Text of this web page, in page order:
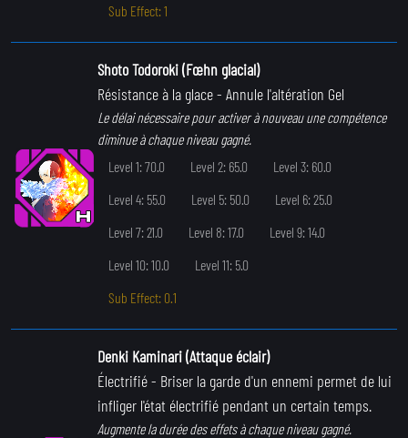
Sub Effect: 1
Shoto Todoroki (Fœhn glacial)
Résistance à la glace- Annule l'altération Gel
Le délai nécessaire pour activer à nouveau une compétence
diminue à chaque niveau gagné.
Level 1: 70.0
Level 2: 65.0
Level 3: 60.0
Level 4: 55.0
Level 5: 50.0
Level 6: 25.0
Level 7: 21.0
Level 8: 17.0
Level 9: 14.0
Level 10: 10.0
Level 11: 5.0
Sub Effect: 0.1
Denki Kaminari (Attaque éclair)
Électrifié- Briser la garde d'un ennemi permet de lui
infliger l'état électrifié pendant un certain temps.
Augmente la durée des effets à chaque niveau gagné.